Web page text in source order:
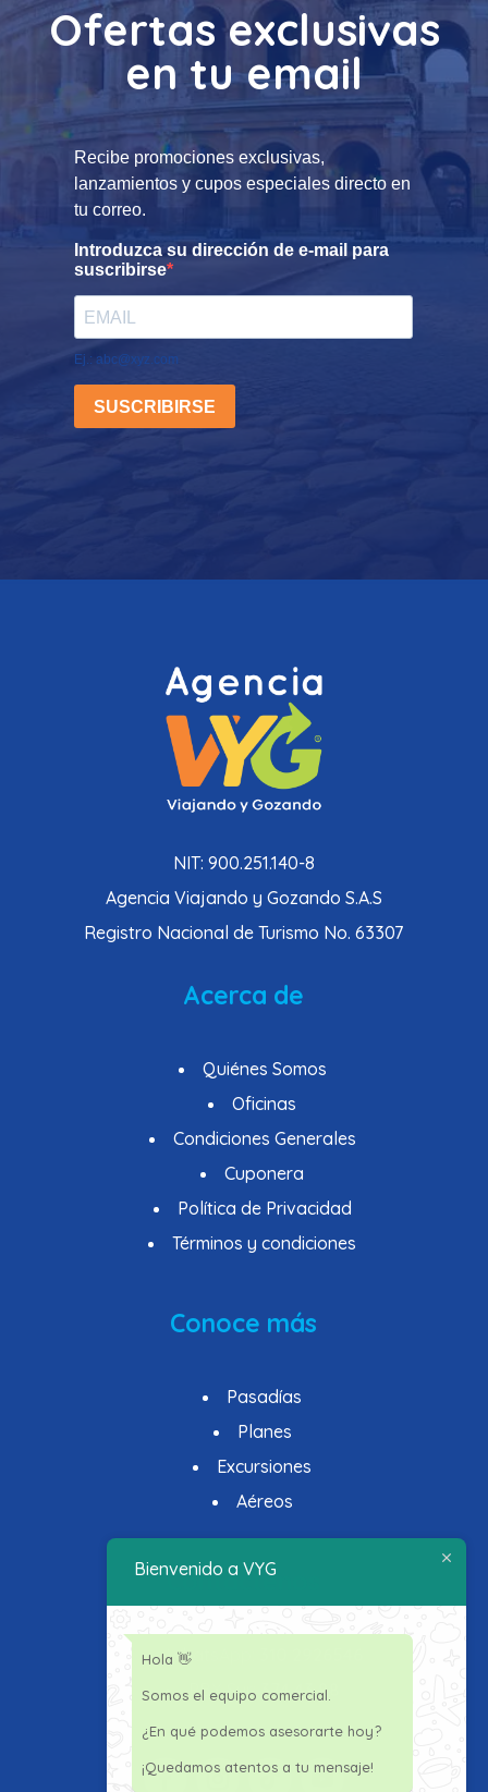
Ofertas exclusivas
en tu email
NIT: 900.251.140-8
Agencia Viajando y Gozando S.A.S
Registro Nacional de Turismo No. 63307
Acerca de
Quiénes Somos
Oficinas
Condiciones Generales
Cuponera
Política de Privacidad
Términos y condiciones
Conoce más
Pasadías
Planes
Excursiones
Aéreos
Contáctenos
WhatsApp:
PBXSur: 374 43 88
Bienvenido a VYG
Hola 👋
Somos el equipo comercial.
¿En qué podemos asesorarte hoy?
¡Quedamos atentos a tu mensaje!